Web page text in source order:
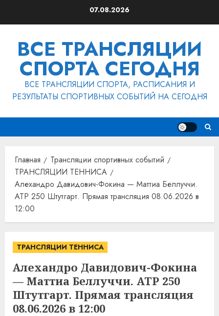
07.08.2026
ВСЕ ТРАНСЛЯЦИИ
СПОРТА СЕГОДНЯ
ВСЕ ТРАНСЛЯЦИИ СПОРТА, РАСПИСАНИЯ И
РЕЗУЛЬТАТЫ СПОРТИВНЫХ СОБЫТИЙ НА СЕГОДНЯ
Главная
Трансляции спортивных событий
ТРАНСЛЯЦИИ ТЕННИСА
Алехандро Давидович-Фокина — Маттиа Беллуччи.
ATP 250 Штутгарт. Прямая трансляция 08.06.2026 в
12:00
ТРАНСЛЯЦИИ ТЕННИСА
Алехандро Давидович-Фокина
— Маттиа Беллуччи. ATP 250
Штутгарт. Прямая трансляция
08.06.2026 в 12:00